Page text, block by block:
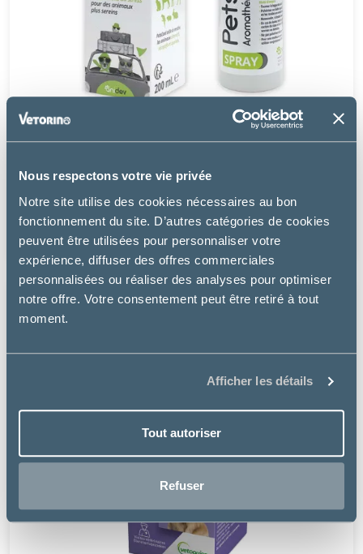
Nous respectons votre vie privée
Notre site utilise des cookies nécessaires au bon
fonctionnement du site. D’autres catégories de cookies
peuvent être utilisées pour personnaliser votre
expérience, diffuser des offres commerciales
personnalisées ou réaliser des analyses pour optimiser
notre offre. Votre consentement peut être retiré à tout
moment.
Afficher les détails
Tout autoriser
Refuser
PetsCool
ANIDEV PETSCOOL - SPRAY APAISANT MULTI-
ESPÈCES
à partir de
10.49€